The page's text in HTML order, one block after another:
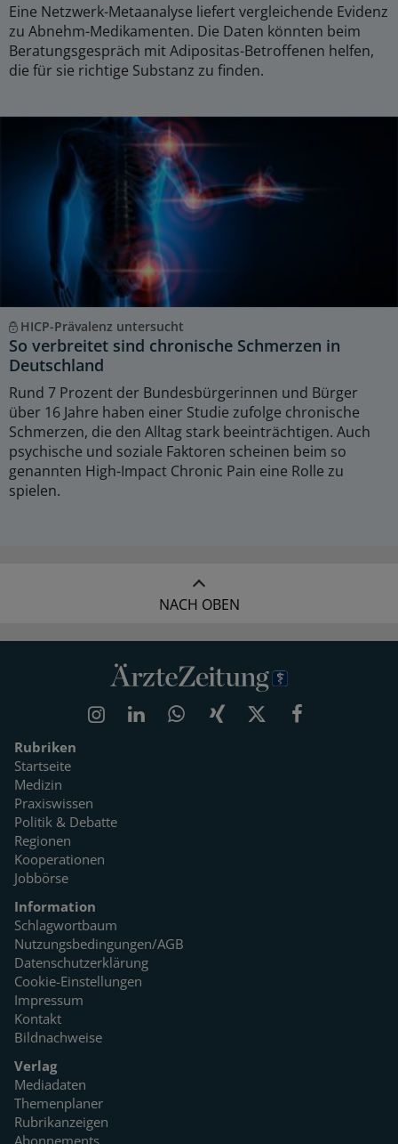
Eine Netzwerk-Metaanalyse liefert vergleichende Evidenz
zu Abnehm-Medikamenten. Die Daten könnten beim
Beratungsgespräch mit Adipositas-Betroffenen helfen,
die für sie richtige Substanz zu finden.
HICP-Prävalenz untersucht
So verbreitet sind chronische Schmerzen in
Deutschland
Rund 7 Prozent der Bundesbürgerinnen und Bürger
über 16 Jahre haben einer Studie zufolge chronische
Schmerzen, die den Alltag stark beeinträchtigen. Auch
psychische und soziale Faktoren scheinen beim so
genannten High-Impact Chronic Pain eine Rolle zu
spielen.
NACH OBEN
Rubriken
Startseite
Medizin
Praxiswissen
Politik & Debatte
Regionen
Kooperationen
Jobbörse
Information
Schlagwortbaum
Nutzungsbedingungen/AGB
Datenschutzerklärung
Cookie-Einstellungen
Impressum
Kontakt
Bildnachweise
Verlag
Mediadaten
Themenplaner
Rubrikanzeigen